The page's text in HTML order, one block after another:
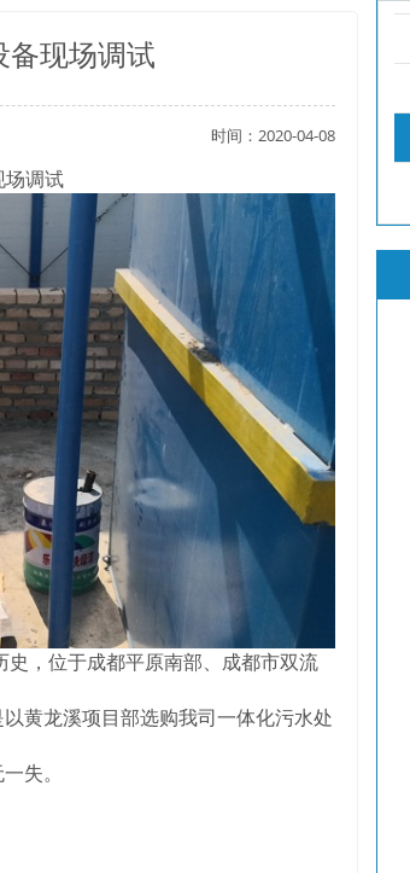
？
现场调试
时间：2020-04-08
场调试
，位于成都平原南部、成都市双流
黄龙溪项目部选购我司一体化污水处
失。